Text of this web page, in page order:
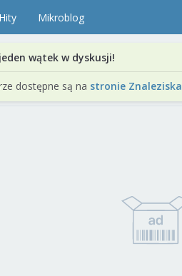
Hity Mikroblog
wątek w dyskusji!
dostępne są na stronie Znaleziska